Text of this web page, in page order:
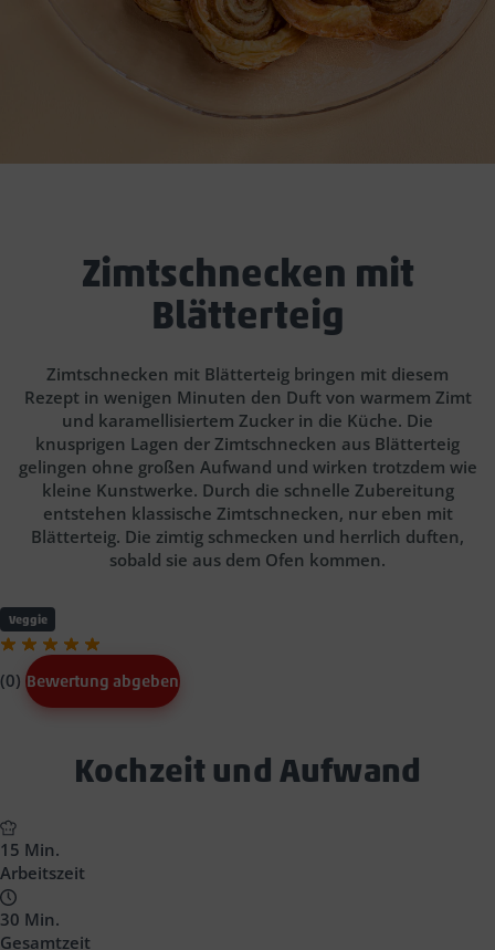
Zimtschnecken mit
Blätterteig
Zimtschnecken mit Blätterteig bringen mit diesem
Rezept in wenigen Minuten den Duft von warmem Zimt
und karamellisiertem Zucker in die Küche. Die
knusprigen Lagen der Zimtschnecken aus Blätterteig
gelingen ohne großen Aufwand und wirken trotzdem wie
kleine Kunstwerke. Durch die schnelle Zubereitung
entstehen klassische Zimtschnecken, nur eben mit
Blätterteig. Die zimtig schmecken und herrlich duften,
sobald sie aus dem Ofen kommen.
Veggie
(0) Bewertung abgeben
Text
Headline
Kochzeit und Aufwand
15 Min.
Arbeitszeit
30 Min.
Gesamtzeit